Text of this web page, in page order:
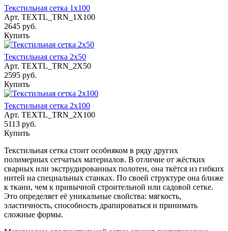
Текстильная сетка 1х100
Арт. TEXTL_TRN_1X100
2645 руб.
Купить
Текстильная сетка 2х50
Арт. TEXTL_TRN_2X50
2595 руб.
Купить
Текстильная сетка 2х100
Арт. TEXTL_TRN_2X100
5113 руб.
Купить
Текстильная сетка стоит особняком в ряду других
полимерных сетчатых материалов. В отличие от жёстких
сварных или экструдированных полотен, она ткётся из гибких
нитей на специальных станках. По своей структуре она ближе
к ткани, чем к привычной строительной или садовой сетке.
Это определяет её уникальные свойства: мягкость,
эластичность, способность драпироваться и принимать
сложные формы.